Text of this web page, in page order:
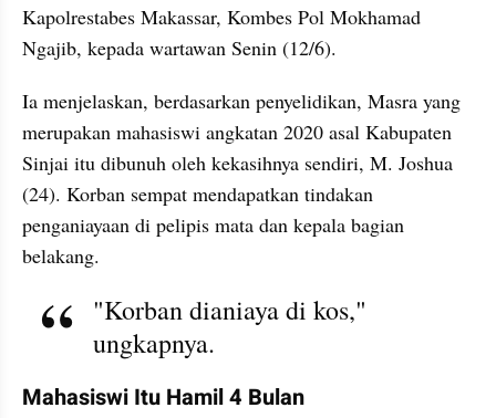
Kapolrestabes Makassar, Kombes Pol Mokhamad
Ngajib, kepada wartawan Senin (12/6).
Ia menjelaskan, berdasarkan penyelidikan, Masra yang
merupakan mahasiswi angkatan 2020 asal Kabupaten
Sinjai itu dibunuh oleh kekasihnya sendiri, M. Joshua
(24). Korban sempat mendapatkan tindakan
penganiayaan di pelipis mata dan kepala bagian
belakang.
"Korban dianiaya di kos,"
ungkapnya.
Mahasiswi Itu Hamil 4 Bulan